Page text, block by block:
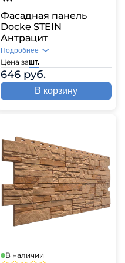
Фасадная панель
Docke STEIN
Антрацит
Цена зашт.
646 руб.
Подробнее
В корзину
В наличии